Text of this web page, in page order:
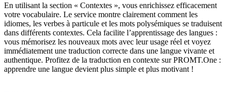
En utilisant la section « Contextes », vous enrichissez efficacement
votre vocabulaire. Le service montre clairement comment les
idiomes, les verbes à particule et les mots polysémiques se traduisent
dans différents contextes. Cela facilite l’apprentissage des langues :
vous mémorisez les nouveaux mots avec leur usage réel et voyez
immédiatement une traduction correcte dans une langue vivante et
authentique. Profitez de la traduction en contexte sur PROMT.One :
apprendre une langue devient plus simple et plus motivant !